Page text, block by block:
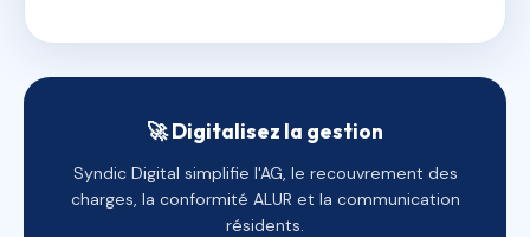
🚀 Digitalisez la gestion
Syndic Digital simplifie l'AG, le recouvrement des
charges, la conformité ALUR et la communication
résidents.